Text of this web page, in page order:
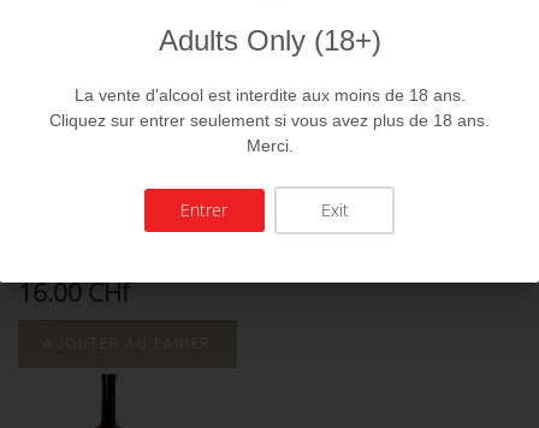
16.00 CHf
Adults Only (18+)
La vente d'alcool est interdite aux moins de 18 ans.
Cliquez sur entrer seulement si vous avez plus de 18 ans.
Merci.
Entrer Exit